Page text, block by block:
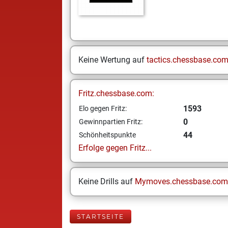
Keine Wertung auf tactics.chessbase.com
Fritz.chessbase.com:
Elo gegen Fritz: 1593
Gewinnpartien Fritz: 0
Schönheitspunkte
44
Erfolge gegen Fritz...
Keine Drills auf Mymoves.chessbase.com
STARTSEITE